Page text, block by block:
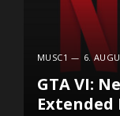
MUSC1 6.
GTA VI:
Extended